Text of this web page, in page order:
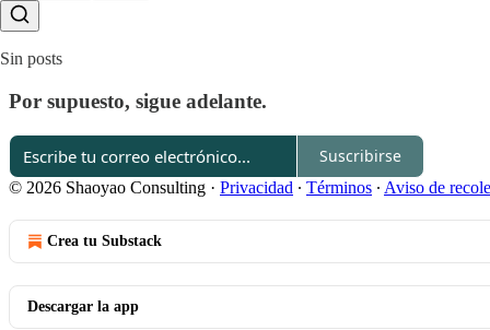
Sin posts
Por supuesto, sigue adelante.
Suscribirse
© 2026 Shaoyao Consulting · Privacidad ∙ Términos ∙ Aviso de
Crea tu Substack
Descargar la app